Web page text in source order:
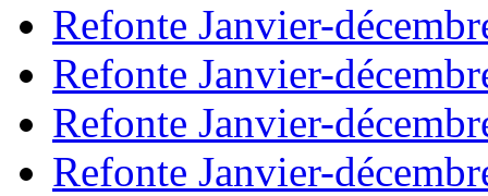
Refonte Janvier-
Refonte Janvier-
Refonte Janvier-
Refonte Janvier-